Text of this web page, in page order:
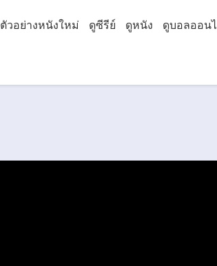
ตัวอย่างหนังใหม่ ดูซีรีย์ ดูหนัง ดูบอลออน